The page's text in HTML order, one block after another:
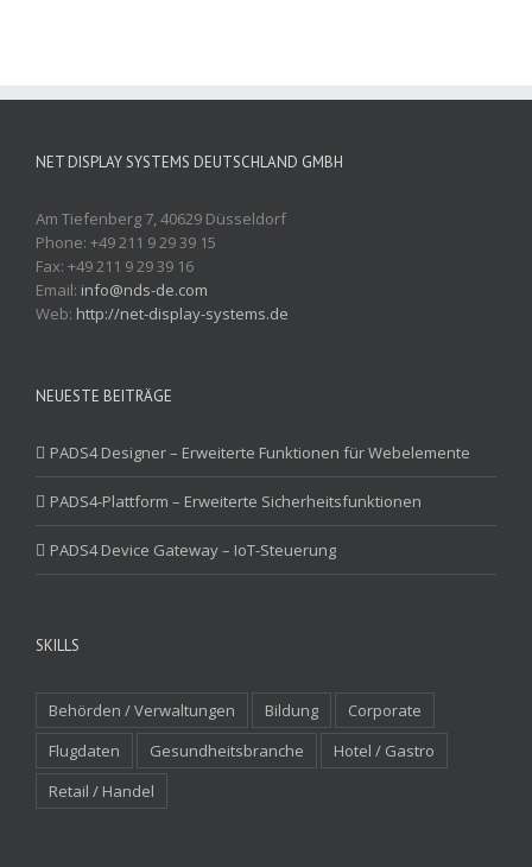
NET DISPLAY SYSTEMS DEUTSCHLAND GMBH
Am Tiefenberg 7, 40629 Düsseldorf
Phone: +49 211 9 29 39 15
Fax: +49 211 9 29 39 16
Email: info@nds-de.com
Web: http://net-display-systems.de
NEUESTE BEITRÄGE
PADS4 Designer – Erweiterte Funktionen für Webelemente
PADS4-Plattform – Erweiterte Sicherheitsfunktionen
PADS4 Device Gateway – IoT-Steuerung
SKILLS
Behörden / Verwaltungen Bildung
Corporate
Flugdaten
Gesundheitsbranche
Hotel / Gastro
Retail / Handel